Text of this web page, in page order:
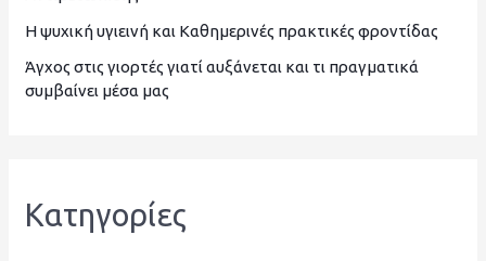
α
:
Η ψυχική υγιεινή και Καθημερινές πρακτικές φροντίδας
Άγχος στις γιορτές γιατί αυξάνεται και τι πραγματικά
συμβαίνει μέσα μας
Kατηγορίες